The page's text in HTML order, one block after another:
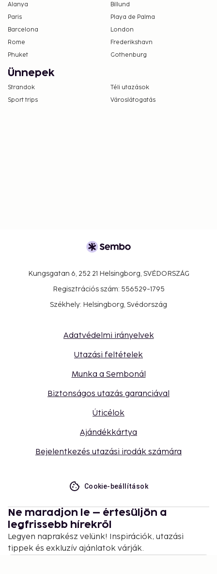
Alanya
Billund
Paris
Playa de Palma
Barcelona
London
Rome
Frederikshavn
Phuket
Gothenburg
Ünnepek
Strandok
Téli utazások
Sport trips
Városlátogatás
Kungsgatan 6, 252 21 Helsingborg, SVÉDORSZÁG
Regisztrációs szám: 556529-1795
Székhely: Helsingborg, Svédország
Adatvédelmi irányelvek
Utazási feltételek
Munka a Sembonál
Biztonságos utazás garanciával
Úticélok
Ajándékkártya
Bejelentkezés utazási irodák számára
Cookie-beállítások
Ne maradjon le – értesüljön a
legfrissebb hírekről
Legyen naprakész velünk! Inspirációk, utazási
tippek és exkluzív ajánlatok várják.